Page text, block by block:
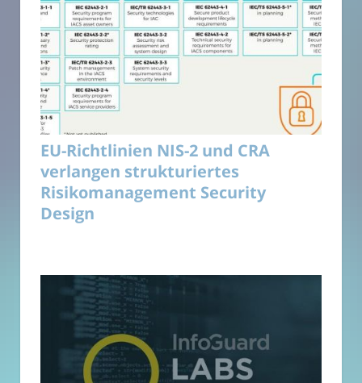
EU-Richtlinien NIS-2 und CRA
verlangen strukturiertes
Risikomanagement Security
Design